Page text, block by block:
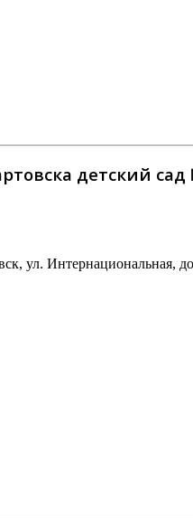
детский
ул. Интернациональная,